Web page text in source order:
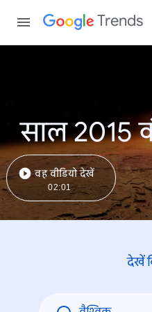
Trends
साल 2015
वह वीडियो देखें
02:01
देखें